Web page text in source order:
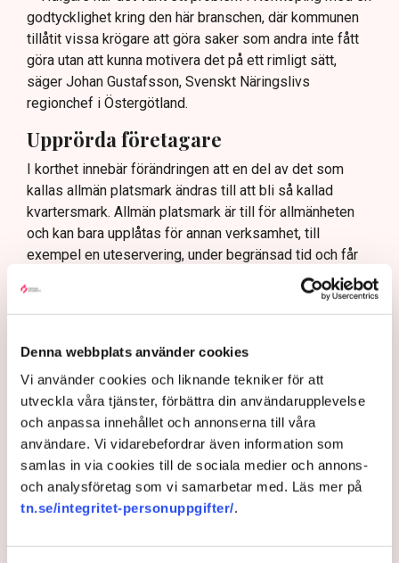
Denna webbplats använder cookies
Vi använder cookies och liknande tekniker för att
utveckla våra tjänster, förbättra din användarupplevelse
och anpassa innehållet och annonserna till våra
användare. Vi vidarebefordrar även information som
samlas in via cookies till de sociala medier och annons-
och analysföretag som vi samarbetar med. Läs mer på
tn.se/integritet-personuppgifter/.
godtycklighet kring den här branschen, där kommunen
tillåtit vissa krögare att göra saker som andra inte fått
göra utan att kunna motivera det på ett rimligt sätt,
säger Johan Gustafsson, Svenskt Näringslivs
regionchef i Östergötland.
Upprörda företagare
I korthet innebär förändringen att en del av det som
kallas allmän platsmark ändras till att bli så kallad
kvartersmark. Allmän platsmark är till för allmänheten
och kan bara upplåtas för annan verksamhet, till
exempel en uteservering, under begränsad tid och får
inte ha alltför omfattande konstruktioner som väggar
och inglasning.
som inte varit öppna och sådana är inte tillåtna på
Egebäck, enhetschef på driftstöd och service i
Norrköping.
Förändringen från allmän platsmark till kvartersmark
medger att den kan hyras ut under längre tid och andra
villkor. Det kräver dock en ändring i detaljplanen för
kommunen vilket är en tidskrävande process som kan
och ett flertal andra restaurangföretagare hamnat i kläm.